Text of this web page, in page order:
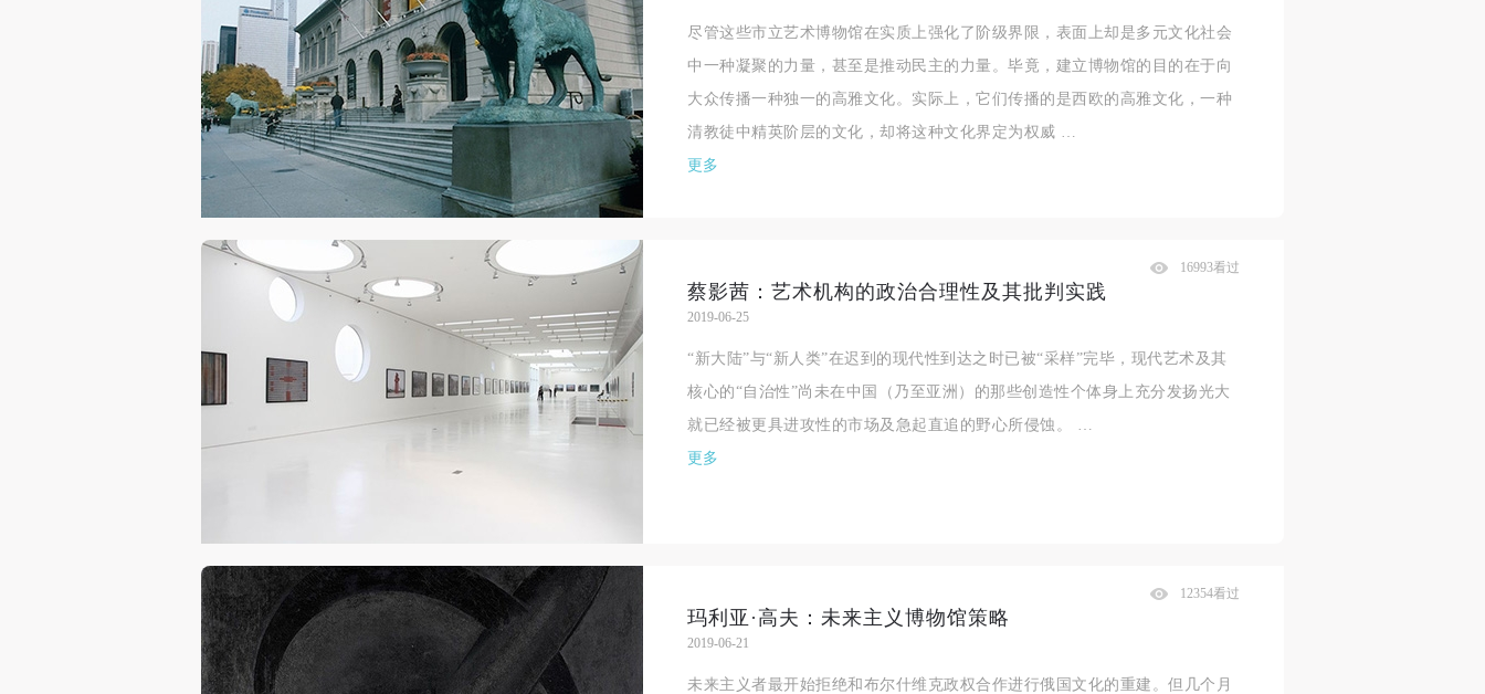
尽管这些市立艺术博物馆在实质上强化了阶级界限，表面上却是多元文化社会
中一种凝聚的力量，甚至是推动民主的力量。毕竟，建立博物馆的目的在于向
大众传播一种独一的高雅文化。实际上，它们传播的是西欧的高雅文化，一种
清教徒中精英阶层的文化，却将这种文化界定为权威 …
更多
蔡影茜：艺术机构的政治合理性及其批判实践
2019-06-25
16993看过
“新大陆”与“新人类”在迟到的现代性到达之时已被“采样”完毕，现代艺术及其
核心的“自治性”尚未在中国（乃至亚洲）的那些创造性个体身上充分发扬光大
就已经被更具进攻性的市场及急起直追的野心所侵蚀。 …
更多
玛利亚·高夫：未来主义博物馆策略
2019-06-21
12354看过
未来主义者最开始拒绝和布尔什维克政权合作进行俄国文化的重建。但几个月
快捷登录 帐号密码登录
验证码
登录